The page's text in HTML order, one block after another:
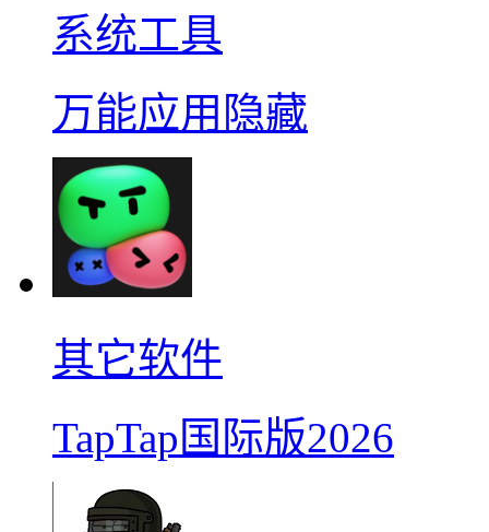
系统工具
万能应用隐藏
其它软件
TapTap国际版2026